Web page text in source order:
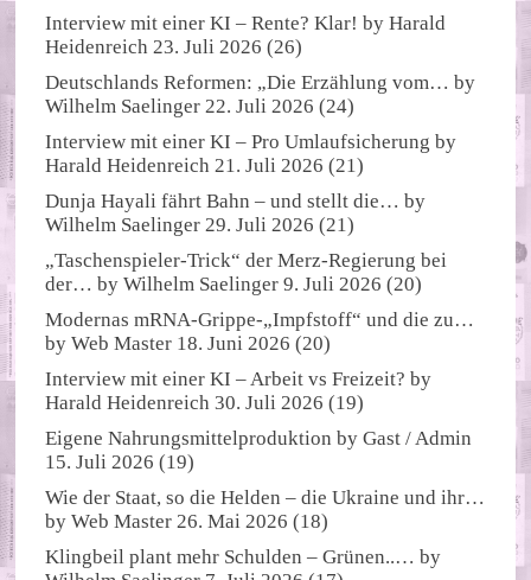
Interview mit einer KI – Rente? Klar! byHarald
Heidenreich 23. Juli 2026 (26)
Deutschlands Reformen: „Die Erzählung vom… by
Wilhelm Saelinger 22. Juli 2026 (24)
Interview mit einer KI – Pro Umlaufsicherung by
Harald Heidenreich 21. Juli 2026 (21)
Dunja Hayali fährt Bahn – und stellt die… by
Wilhelm Saelinger 29. Juli 2026 (21)
„Taschenspieler-Trick“ der Merz-Regierung bei
der… byWilhelm Saelinger 9. Juli 2026 (20)
Modernas mRNA-Grippe-„Impfstoff“ und die zu…
byWeb Master 18. Juni 2026 (20)
Interview mit einer KI – Arbeit vs Freizeit? by
Harald Heidenreich 30. Juli 2026 (19)
Eigene Nahrungsmittelproduktion byGast / Admin
15. Juli 2026 (19)
Wie der Staat, so die Helden – die Ukraine und ihr…
byWeb Master 26. Mai 2026 (18)
Klingbeil plant mehr Schulden – Grünen..… by